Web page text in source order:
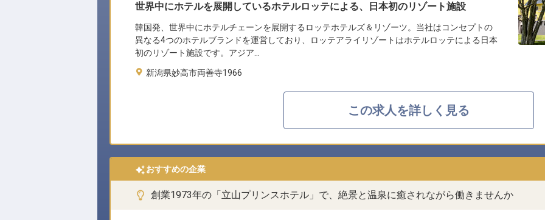
世界中にホテルを展開しているホテルロッテによる、日本初のリゾート施設
韓国発、世界中にホテルチェーンを展開するロッテホテルズ＆リゾーツ。当社はコンセプトの
異なる4つのホテルブランドを運営しており、ロッテアライリゾートはホテルロッテによる日本
初のリゾート施設です。アジア…
新潟県妙高市両善寺1966
この求人を詳しく見る
おすすめの企業
創業1973年の「立山プリンスホテル」で、絶景と温泉に癒されながら働きませんか